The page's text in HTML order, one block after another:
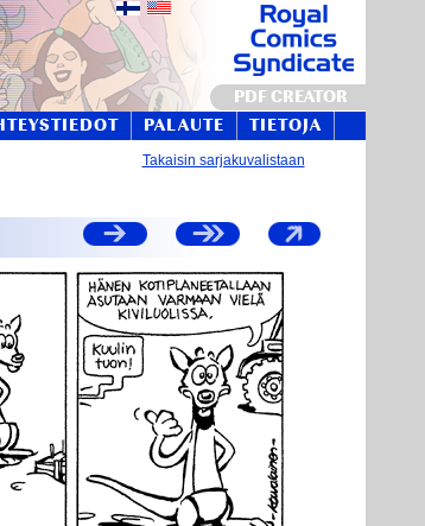
PDF CREATOR
PALAUTE TIETOJA
Takaisin sarjakuvalistaan